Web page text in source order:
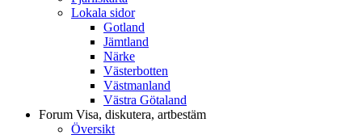
Lokala sidor
Gotland
Jämtland
Närke
Västerbotten
Västmanland
Västra Götaland
Forum Visa, diskutera, artbestäm
Översikt